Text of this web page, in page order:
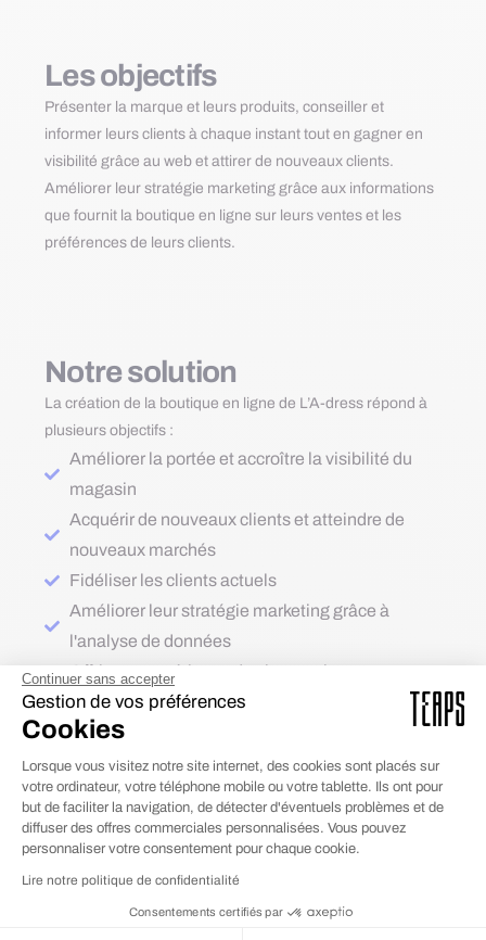
Continuer sans accepter
Gestion de vos préférences
Cookies
Lorsque vous visitez notre site internet, des cookies sont placés sur
votre ordinateur, votre téléphone mobile ou votre tablette. Ils ont pour
but de faciliter la navigation, de détecter d'éventuels problèmes et de
diffuser des offres commerciales personnalisées. Vous pouvez
personnaliser votre consentement pour chaque cookie.
Lire notre politique de confidentialité
Consentements certifiés par
Les objectifs
Présenter la marque et leurs produits, conseiller et
informer leurs clients à chaque instant tout en gagner en
visibilité grâce au web et attirer de nouveaux clients.
Améliorer leur stratégie marketing grâce aux informations
que fournit la boutique en ligne sur leurs ventes et les
préférences de leurs clients.
Notre solution
La création de la boutique en ligne de L’A-dress répond à
plusieurs objectifs :
Améliorer la portée et accroître la visibilité du
magasin
Acquérir de nouveaux clients et atteindre de
nouveaux marchés
Fidéliser les clients actuels
Améliorer leur stratégie marketing grâce à
l'analyse de données
Offrir une expérience d'achat pratique et sans
contrainte